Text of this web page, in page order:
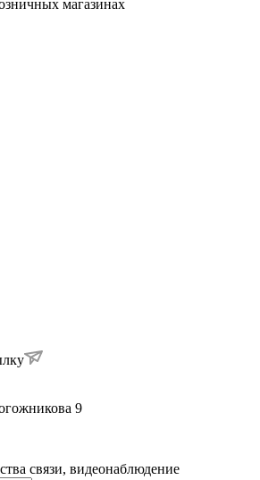
магазинах
9
связи, видеонаблюдение